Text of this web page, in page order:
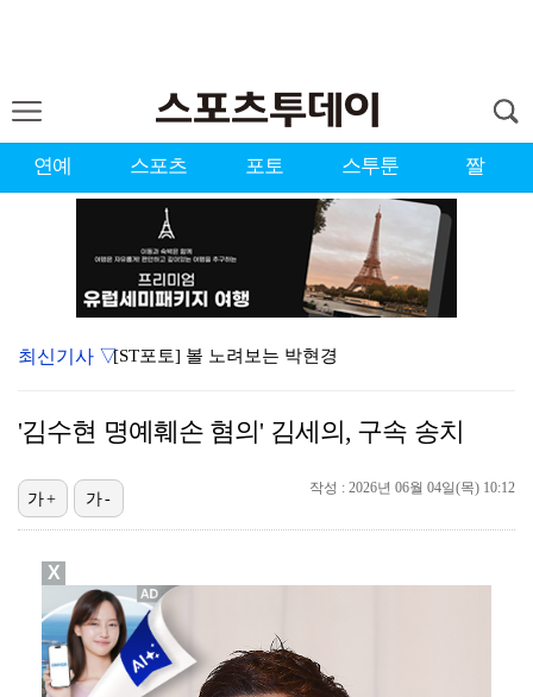
연예 스포츠 포토 스투툰 짤
[ST포토] 볼 노려보는 박현경
[ST포토] 박현경, 고민고민
[ST포토] 박현경, 가벼운 발걸음
[ST포토] 김민선7, 라인 확인
최신기사 ▽
'김수현 명예훼손 혐의' 김세의, 구속 송치
작성 : 2026년 06월 04일(목) 10:12
가+ 가-
X